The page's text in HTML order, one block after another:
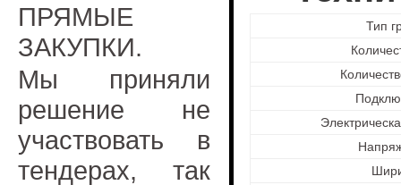
ПРЯМЫЕ
ЗАКУПКИ.
Мы приняли
решение не
участвовать в
тендерах, так
Тип